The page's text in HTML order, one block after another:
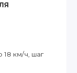
18 км/ч, шаг